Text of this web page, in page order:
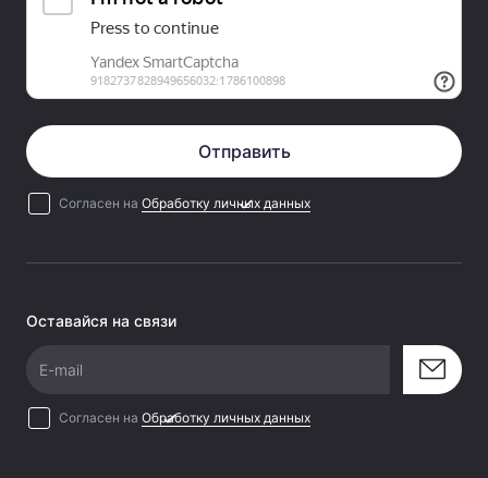
Отправить
Согласен на Обработку личных данных
Оставайся на связи
E-mail
Согласен на Обработку личных данных